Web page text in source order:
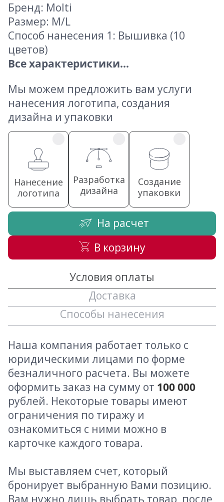
Бренд: Molti
Размер: M/L
Способ нанесения 1: Вышивка (10
цветов)
Все характеристики...
Мы можем предложить вам услуги
нанесения логотипа, создания
дизайна и упаковки
Нанесение
логотипа
Разработка
дизайна
Создание
упаковки
На расчет
В корзину
Условия оплаты
Доставка
Способы нанесения
Наша компания работает только с
юридическими лицами по форме
безналичного расчета. Вы можете
оформить заказ на сумму от 100 000
рублей. Некоторые товары имеют
ограничения по тиражу и
ознакомиться с ними можно в
карточке каждого товара.
Мы выставляем счет, который
бронирует выбранную Вами позицию.
Вам нужно лишь выбрать товар, после